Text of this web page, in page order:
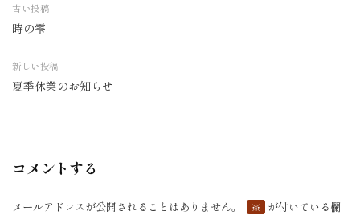
投
ナ
ビ
ョ
古い投稿
時の雫
新しい投稿
夏季休業のお知らせ
コメントする
メールアドレスが公開されることはありません。 ※
が付いている欄